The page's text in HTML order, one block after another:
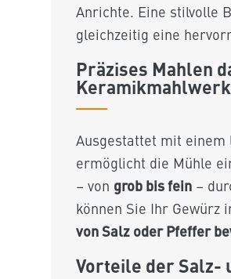
Anrichte. Eine stilvolle
gleichzeitig eine
Präzises Mahlen
Keramikmahlwerk
Ausgestattet mit einem
ermöglicht die Mühle
– von grob bis fein –
können Sie Ihr Gewürz
von Salz oder Pfeffer
Vorteile der Salz-